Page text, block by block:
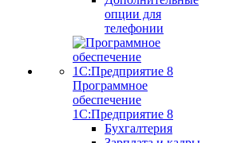
опции для
телефонии
Программное
обеспечение
1С:Предприятие 8
Бухгалтерия